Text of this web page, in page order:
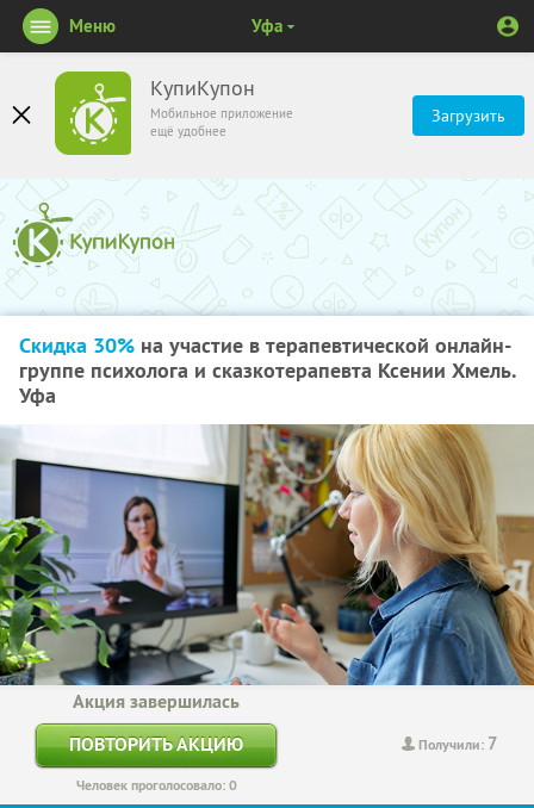
КупиКупон
Мобильное приложение
ещё удобнее
Загрузить
Меню Уфа
Скидка 30% на участие в терапевтической онлайн-
группе психолога и сказкотерапевта Ксении Хмель.
Уфа
Получили: 7
Акция завершилась
ПОВТОРИТЬ АКЦИЮ
Человек проголосовало: 0